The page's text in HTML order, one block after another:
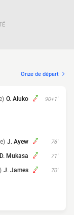
Onze de départ
90+1'
O. Aluko
76'
J. Ayew
71'
D. Mukasa
70'
J. James